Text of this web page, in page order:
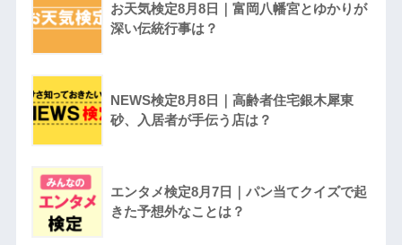
お天気検定8月8日｜富岡八幡宮とゆかりが
深い伝統行事は？
NEWS検定8月8日｜高齢者住宅銀木犀東
砂、入居者が手伝う店は？
エンタメ検定8月7日｜パン当てクイズで起
きた予想外なことは？